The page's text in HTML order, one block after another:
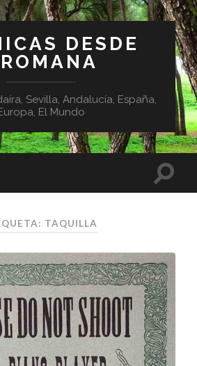
DESDE
Sevilla, Andalucía, España,
El Mundo
TAQUILLA